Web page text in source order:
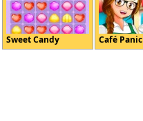
Sweet Candy Café Panic